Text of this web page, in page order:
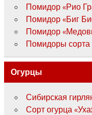
Помидор «Рио
Помидор «Биг
Помидор
Помидоры сорта
Огурцы
Сибирская
Сорт огурца